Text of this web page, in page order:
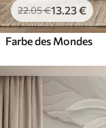
22.05€13 .23€
Farbe des Mondes